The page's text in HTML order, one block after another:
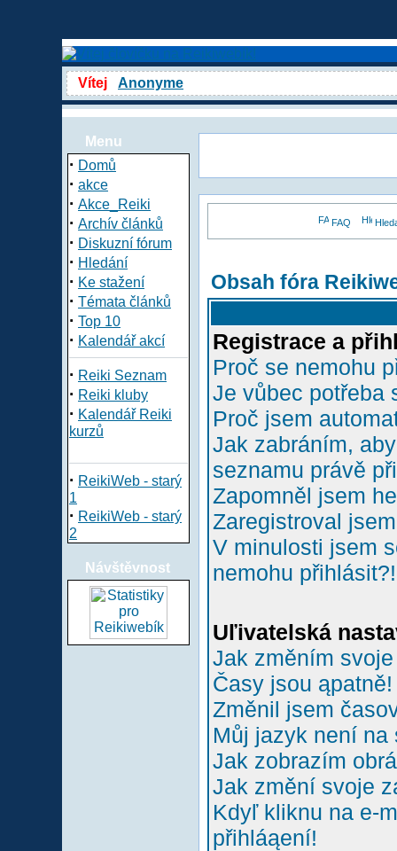
Vítej Anonyme
Menu
· Domů
· akce
· Akce_Reiki
· Archív článků
· Diskuzní fórum
· Hledání
· Ke stažení
· Témata článků
· Top 10
· Kalendář akcí
· Reiki Seznam
· Reiki kluby
· Kalendář Reiki
kurzů
· ReikiWeb - starý
1
· ReikiWeb - starý
2
Návštěvnost
FAQ
Obsah fóra
Registrace a
Proč se nemohu
Je vůbec potřeba
Proč jsem
Jak zabráním,
seznamu právě
Zapomněl jsem
Zaregistroval
V minulosti jsem
nemohu přihlásit?!
Uľivatelská
Jak změním
Časy jsou ąpatně!
Změnil jsem
Můj jazyk není na
Jak zobrazím
Jak změní svoje
Kdyľ kliknu na e-
přihláąení!